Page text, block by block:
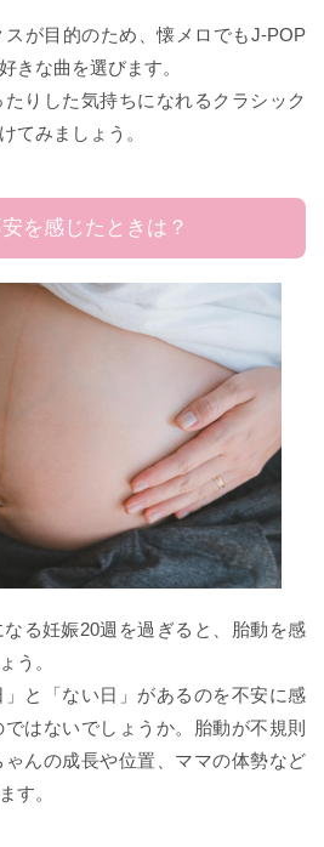
が目的のため、懐メロでもJ-POP
きな曲を選びます。
りした気持ちになれるクラシック
てみましょう。
を感じたときは？
る妊娠20週を過ぎると、胎動を感
う。
と「ない日」があるのを不安に感
はないでしょうか。胎動が不規則
んの成長や位置、ママの体勢など
す。